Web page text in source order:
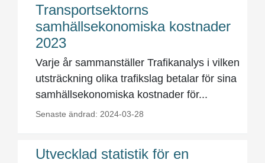
Transportsektorns
samhällsekonomiska kostnader
2023
Varje år sammanställer Trafikanalys i vilken
utsträckning olika trafikslag betalar för sina
samhällsekonomiska kostnader för...
Senaste ändrad: 2024-03-28
Utvecklad statistik för en